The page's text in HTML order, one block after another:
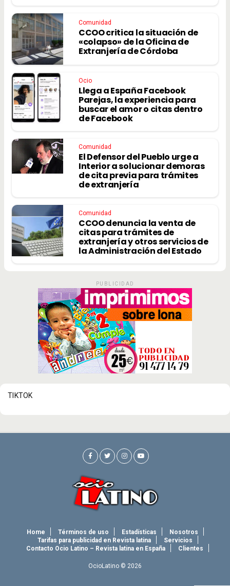
Comunidad
CCOO critica la situación de
«colapso» de la Oficina de
Extranjería de Córdoba
Ocio
Llega a España Facebook
Parejas, la experiencia para
buscar el amor o citas dentro
de Facebook
Comunidad
El Defensor del Pueblo urge a
Interior a solucionar demoras
de cita previa para trámites
de extranjería
Comunidad
CCOO denuncia la venta de
citas para trámites de
extranjería y otros servicios de
la Administración del Estado
PUBLICIDAD
TIKTOK
Home Términos de uso Estadísticas
Nosotros
Tarifas para publicidad en Revista latina
Servicios
Contacto Ocio Latino – Revista latina en España
Clientes
OcioLatino © 2026